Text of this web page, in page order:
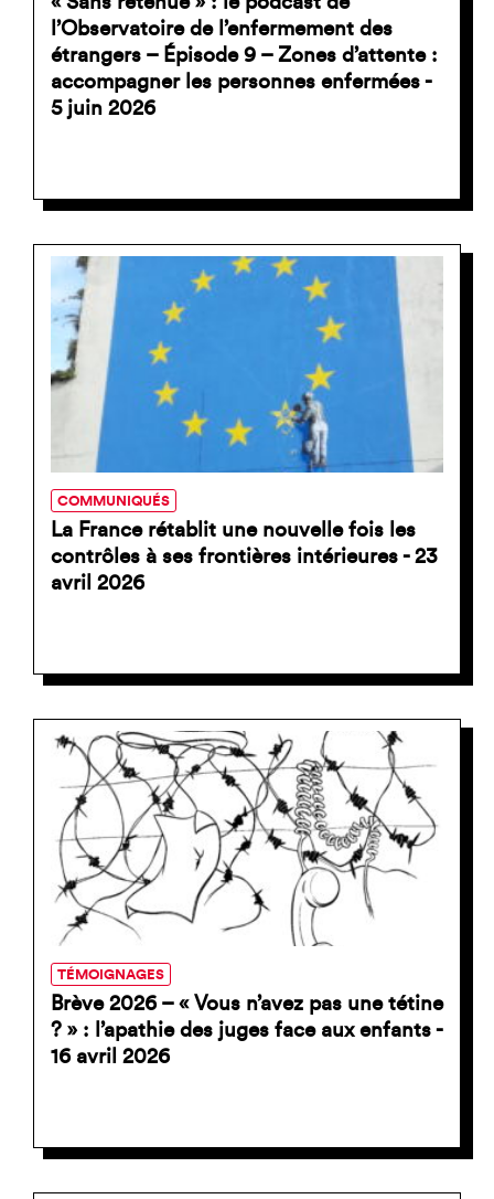
l’Observatoire de l’enfermement des
étrangers – Épisode 9 – Zones d’attente :
accompagner les personnes enfermées -
5 juin 2026
COMMUNIQUÉS
La France rétablit une nouvelle fois les
contrôles à ses frontières intérieures - 23
avril 2026
TÉMOIGNAGES
Brève 2026 – « Vous n’avez pas une tétine
? » : l’apathie des juges face aux enfants -
16 avril 2026